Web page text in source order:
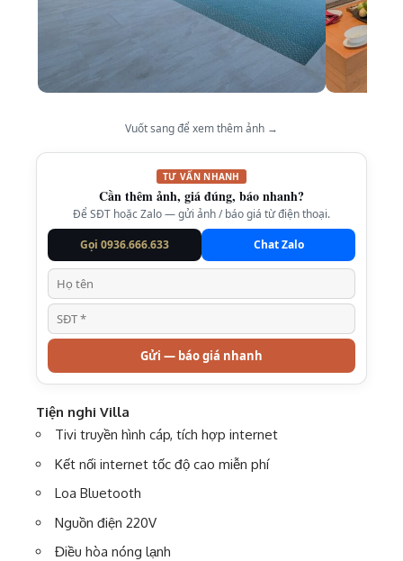
Vuốt sang để xem thêm ảnh →
TƯ VẤN NHANH
Cần thêm ảnh, giá đúng, báo nhanh?
Để SĐT hoặc Zalo — gửi ảnh / báo giá từ điện thoại.
Gọi 0936.666.633
Chat Zalo
Gửi — báo giá nhanh
Tiện nghi Villa
Tivi truyền hình cáp, tích hợp internet
Kết nối internet tốc độ cao miễn phí
Loa Bluetooth
Nguồn điện 220V
Điều hòa nóng lạnh